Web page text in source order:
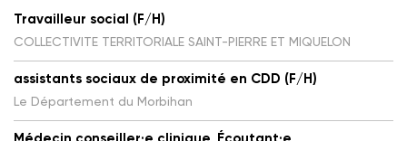
Travailleur social (F/H)
COLLECTIVITE TERRITORIALE SAINT-PIERRE ET MIQUELON
assistants sociaux de proximité en CDD (F/H)
Le Département du Morbihan